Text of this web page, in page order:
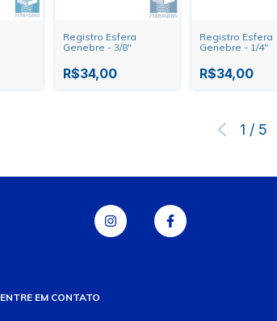
Registro Esfera
Genebre - 3/8"
R$34,00
Registro Esfera
Genebre - 1/4"
R$34,00
1 / 5
ENTRE EM CONTATO